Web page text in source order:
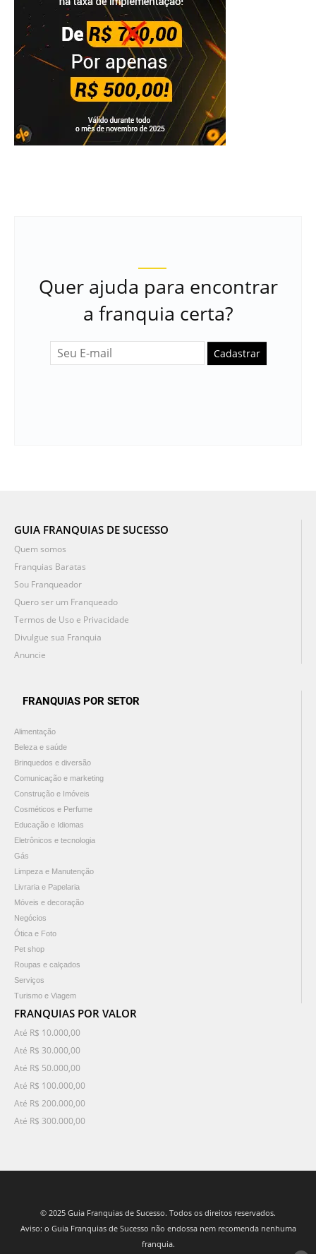
Quer ajuda para encontrar
a franquia certa?
Cadastrar
GUIA FRANQUIAS DE SUCESSO
Quem somos
Franquias Baratas
Sou Franqueador
Quero ser um Franqueado
Termos de Uso e Privacidade
Divulgue sua Franquia
Anuncie
FRANQUIAS POR SETOR
Alimentação
Beleza e saúde
Brinquedos e diversão
Comunicação e marketing
Construção e Imóveis
Cosméticos e Perfume
Educação e Idiomas
Eletrônicos e tecnologia
Gás
Limpeza e Manutenção
Livraria e Papelaria
Móveis e decoração
Negócios
Ótica e Foto
Pet shop
Roupas e calçados
Serviços
Turismo e Viagem
FRANQUIAS POR VALOR
Até R$ 10.000,00
Até R$ 30.000,00
Até R$ 50.000,00
Até R$ 100.000,00
Até R$ 200.000,00
Até R$ 300.000,00
© 2025 Guia Franquias de Sucesso. Todos os direitos reservados.
Aviso: o Guia Franquias de Sucesso não endossa nem recomenda nenhuma
franquia.